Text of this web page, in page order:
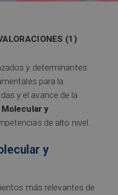
(1)
y determinantes
para la
y el avance de la
y
de alto nivel.
y
más relevantes de